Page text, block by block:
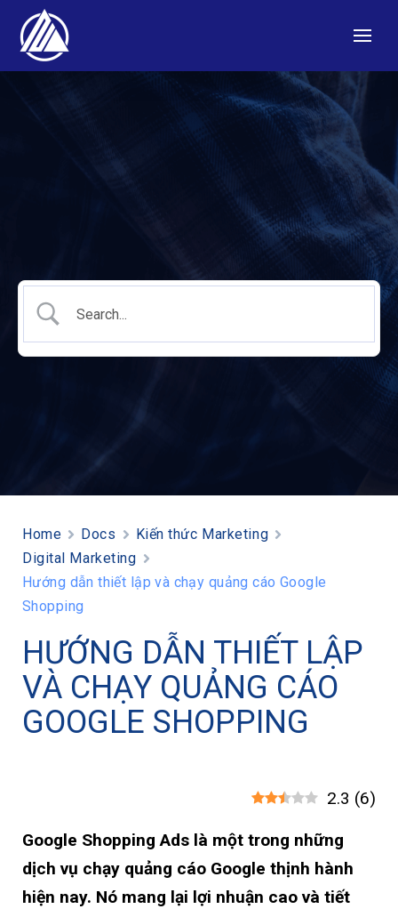
Home Docs
Kiến thức Marketing
Digital Marketing
Hướng dẫn thiết lập và chạy quảng cáo Google
Shopping
HƯỚNG DẪN THIẾT LẬP
VÀ CHẠY QUẢNG CÁO
GOOGLE SHOPPING
2.3 (6)
Google Shopping Ads là một trong những
dịch vụ chạy quảng cáo Google thịnh hành
hiện nay. Nó mang lại lợi nhuận cao và tiết